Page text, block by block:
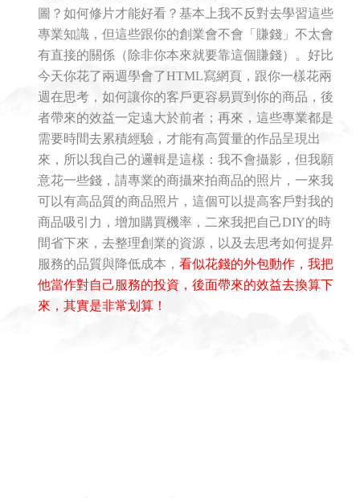
圖？如何修片才能好看？基本上我不反對去學習這些
專業知識，但這些跟你的創業會不會「賺錢」不太會
有直接的關係（除非你本來就要靠這個賺錢）。好比
今天你花了兩週學會了HTML寫網頁，跟你一樣花兩
週在思考，如何讓你的客戶更容易買到你的商品，後
者帶來的效益一定遠大於前者；再來，這些專業都是
需要時間去累積經驗，才能有高質量的作品呈現出
來，所以我自己的邏輯是這樣：我不會攝影，但我願
意花一些錢，請專業的商攝來拍商品的照片，一來我
可以有高品質的商品照片，這個可以提高客戶對我的
商品吸引力，增加購買機率，二來我把自己DIY的時
間省下來，去整理創業的資源，以及去思考如何提昇
服務的品質與降低成本， 看似花錢的外包動作，我把
他當作對自己服務的投資，後面帶來的效益去換算下
來，其實是非常划算！